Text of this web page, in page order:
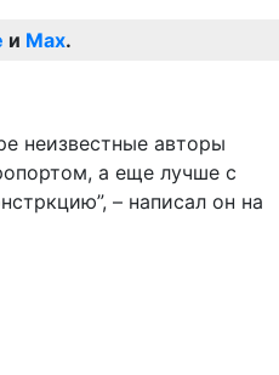
и Max.
неизвестные авторы
а еще лучше с
– написал он на